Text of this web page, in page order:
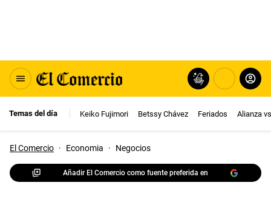
Temas del día Keiko Fujimori Betssy Chávez Feriados Alianza
El Comercio · Economia · Negocios
Añadir El Comercio como fuente preferida en